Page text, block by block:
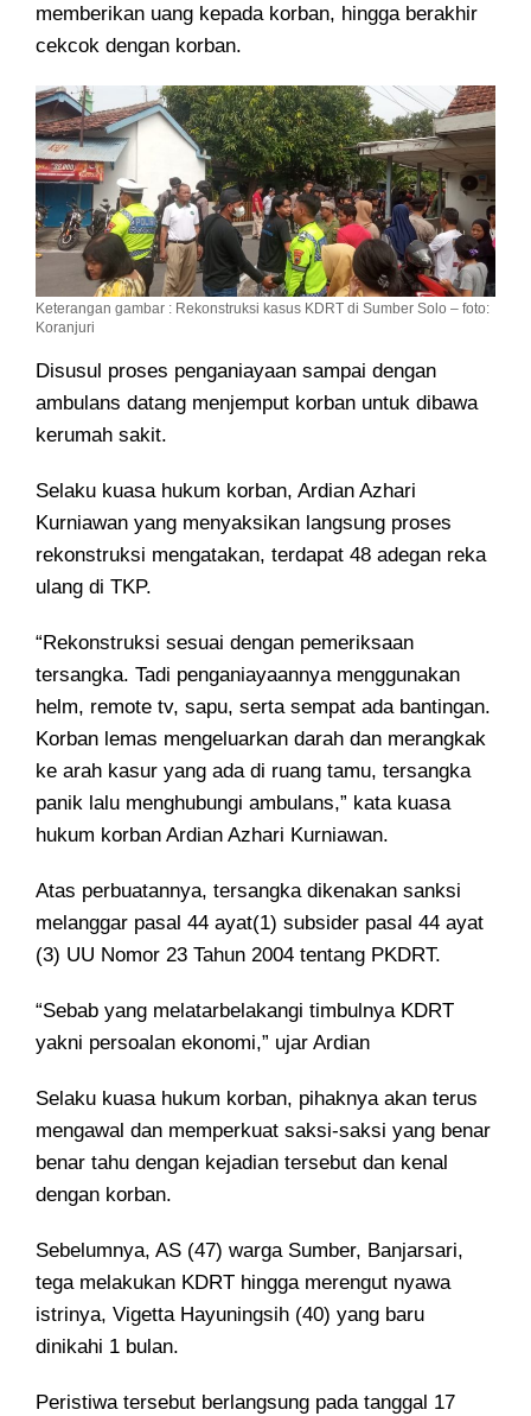
memberikan uang kepada korban, hingga berakhir
cekcok dengan korban.
Keterangan gambar : Rekonstruksi kasus KDRT di Sumber Solo – foto:
Koranjuri
Disusul proses penganiayaan sampai dengan
ambulans datang menjemput korban untuk dibawa
kerumah sakit.
Selaku kuasa hukum korban, Ardian Azhari
Kurniawan yang menyaksikan langsung proses
rekonstruksi mengatakan, terdapat 48 adegan reka
ulang di TKP.
“Rekonstruksi sesuai dengan pemeriksaan
tersangka. Tadi penganiayaannya menggunakan
helm, remote tv, sapu, serta sempat ada bantingan.
Korban lemas mengeluarkan darah dan merangkak
ke arah kasur yang ada di ruang tamu, tersangka
panik lalu menghubungi ambulans,” kata kuasa
hukum korban Ardian Azhari Kurniawan.
Atas perbuatannya, tersangka dikenakan sanksi
melanggar pasal 44 ayat(1) subsider pasal 44 ayat
(3) UU Nomor 23 Tahun 2004 tentang PKDRT.
“Sebab yang melatarbelakangi timbulnya KDRT
yakni persoalan ekonomi,” ujar Ardian
Selaku kuasa hukum korban, pihaknya akan terus
mengawal dan memperkuat saksi-saksi yang benar
benar tahu dengan kejadian tersebut dan kenal
dengan korban.
Sebelumnya, AS (47) warga Sumber, Banjarsari,
tega melakukan KDRT hingga merengut nyawa
istrinya, Vigetta Hayuningsih (40) yang baru
dinikahi 1 bulan.
Peristiwa tersebut berlangsung pada tanggal 17